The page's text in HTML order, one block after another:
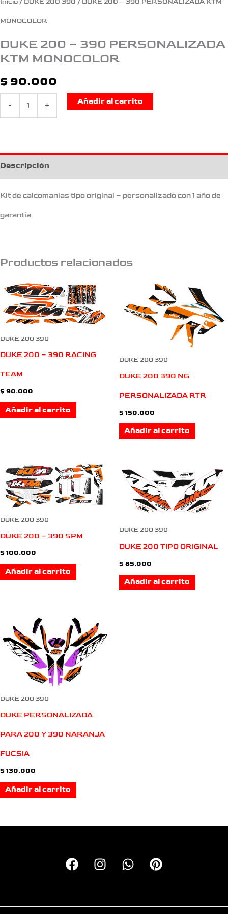
Inicio / DUKE 200 390 / DUKE 200 – 390 PERSONALIZADA KTM
MONOCOLOR
DUKE 200 – 390 PERSONALIZADA
KTM MONOCOLOR
$ 90.000
- +
Añadir al carrito
Descripción
Kit de calcomanias tipo original – personalizado con 1 año de
garantia
Productos relacionados
DUKE 200 390
DUKE 200 – 390 RACING
TEAM
$ 90.000
Añadir al carrito
DUKE 200 390
DUKE 200 390 NG
PERSONALIZADA RTR
$ 150.000
Añadir al carrito
DUKE 200 390
DUKE 200 – 390 SPM
$ 100.000
Añadir al carrito
DUKE 200 390
DUKE 200 TIPO ORIGINAL
$ 85.000
Añadir al carrito
DUKE 200 390
DUKE PERSONALIZADA
PARA 200 Y 390 NARANJA
FUCSIA
$ 130.000
Añadir al carrito